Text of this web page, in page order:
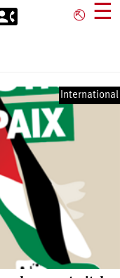
⎋ ☰
International